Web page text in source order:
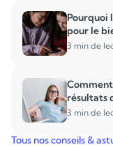
Pourquoi
pour le
3 min de
résultats
3 min de
Tous nos conseils &